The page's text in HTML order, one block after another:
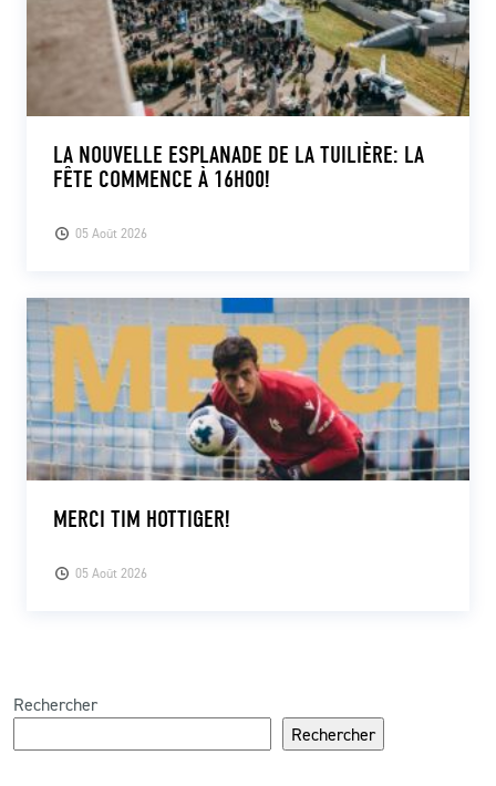
05 Août 2026
LA NOUVELLE ESPLANADE DE LA TUILIÈRE: LA
FÊTE COMMENCE À 16H00!
05 Août 2026
MERCI TIM HOTTIGER!
Rechercher
Rechercher